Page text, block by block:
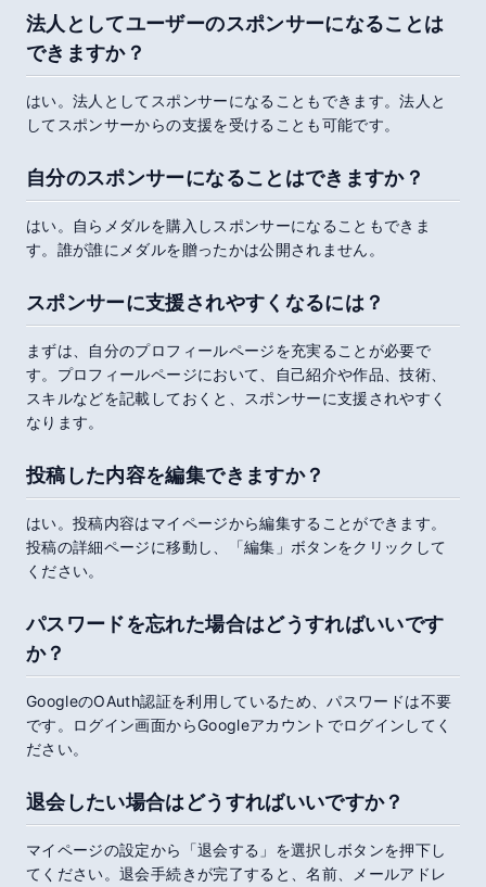
法人としてユーザーのスポンサーになることは
できますか？
はい。法人としてスポンサーになることもできます。法人と
してスポンサーからの支援を受けることも可能です。
自分のスポンサーになることはできますか？
はい。自らメダルを購入しスポンサーになることもできま
す。誰が誰にメダルを贈ったかは公開されません。
スポンサーに支援されやすくなるには？
まずは、自分のプロフィールページを充実ることが必要で
す。プロフィールページにおいて、自己紹介や作品、技術、
スキルなどを記載しておくと、スポンサーに支援されやすく
なります。
投稿した内容を編集できますか？
はい。投稿内容はマイページから編集することができます。
投稿の詳細ページに移動し、「編集」ボタンをクリックして
ください。
パスワードを忘れた場合はどうすればいいです
か？
GoogleのOAuth認証を利用しているため、パスワードは不要
です。ログイン画面からGoogleアカウントでログインしてく
ださい。
退会したい場合はどうすればいいですか？
マイページの設定から「退会する」を選択しボタンを押下し
てください。退会手続きが完了すると、名前、メールアドレ